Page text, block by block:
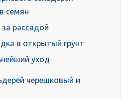
семян
рассадой
в открытый грунт
уход
черешковый и